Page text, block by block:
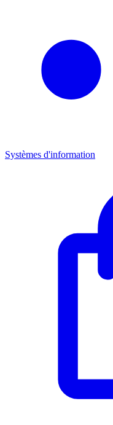
Systèmes d'information